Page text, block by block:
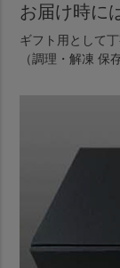
お届け時に
ギフト用として
（調理・解凍 保